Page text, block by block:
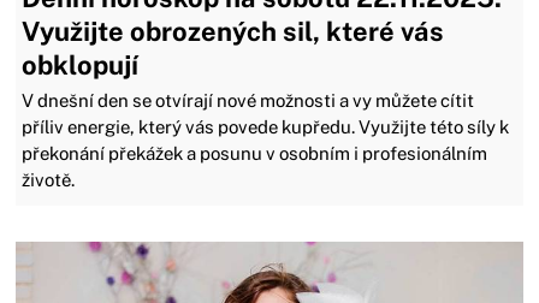
Využijte obrozených sil, které vás
obklopují
V dnešní den se otvírají nové možnosti a vy můžete cítit
příliv energie, který vás povede kupředu. Využijte této síly k
překonání překážek a posunu v osobním i profesionálním
životě.